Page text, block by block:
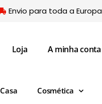
Envio para toda a Europa
Loja A minha conta
Casa Cosmética